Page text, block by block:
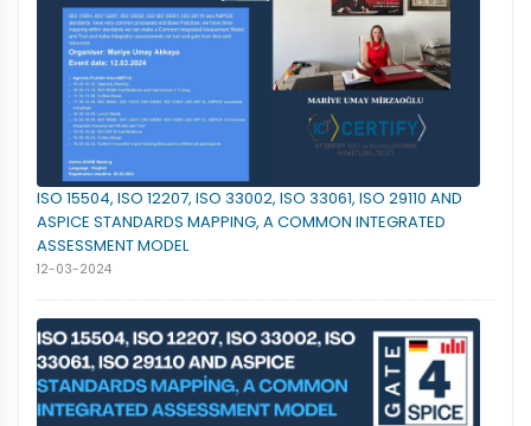
ISO 15504, ISO 12207, ISO 33002, ISO 33061, ISO 29110 AND
ASPICE STANDARDS MAPPING, A COMMON INTEGRATED
ASSESSMENT MODEL
12-03-2024